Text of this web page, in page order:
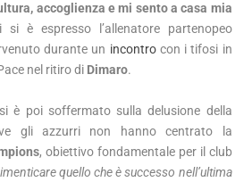
accoglienza e mi sento a casa mia
si è espresso l’allenatore partenopeo
durante un incontrocon i tifosi in
nel ritiro di Dimaro.
è poi soffermato sulla delusione della
gli azzurri non hanno centrato la
, obiettivo fondamentale per il club
quello che è successo nell’ultima